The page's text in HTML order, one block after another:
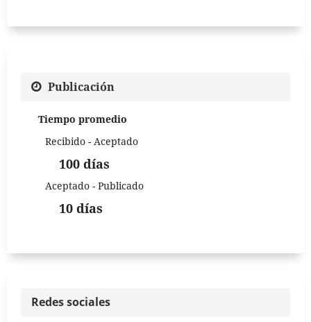
Publicación
Tiempo promedio
Recibido - Aceptado
100 días
Aceptado - Publicado
10 días
Redes sociales